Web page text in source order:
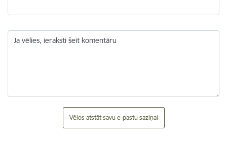
Ja vēlies, ieraksti šeit komentāru
Vēlos atstāt savu e-pastu saziņai